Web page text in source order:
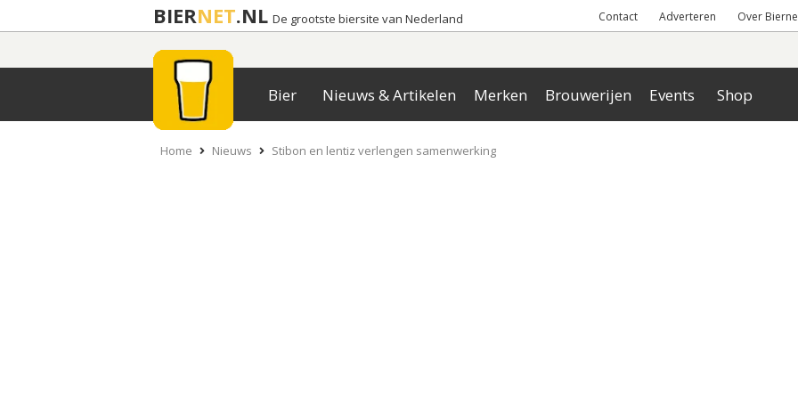
BIERNET.NL De grootste biersite van Nederland Contact Adverteren Over
Bier Nieuws & Artikelen Merken Brouwerijen Events Shop
Home Nieuws Stibon en lentiz verlengen samenwerking